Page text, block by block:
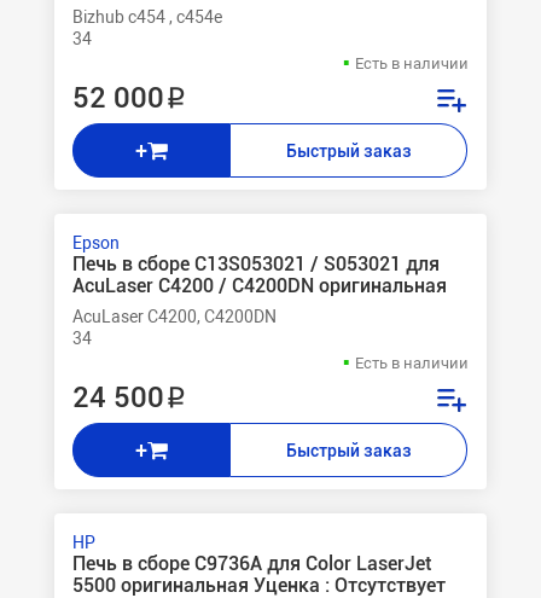
Bizhub c454 , c454e
34
Есть в наличии
52 000 ₽
+ Быстрый заказ
Epson
Печь в сборе C13S053021 / S053021 для
AcuLaser C4200 / C4200DN оригинальная
AcuLaser C4200, C4200DN
34
Есть в наличии
24 500 ₽
+ Быстрый заказ
HP
Печь в сборе C9736A для Color LaserJet
5500 оригинальная Уценка : Отсутствует